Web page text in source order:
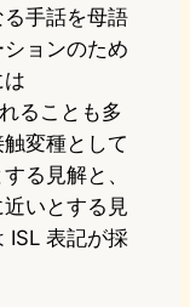
手話を母語
ョンのため
ることも多
変種として
る見解と、
いとする見
ISL 表記が採